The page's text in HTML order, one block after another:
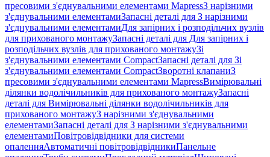
пресовими з'єднувальними елементами MapressЗ нарізними
з'єднувальними елементамиЗапасні деталі для З нарізними
з'єднувальними елементамиДля запірних і розподільчих вузлів
для прихованого монтажуЗапасні деталі для Для запірних і
розподільчих вузлів для прихованого монтажуЗі
з'єднувальними елементами CompactЗапасні деталі для Зі
з'єднувальними елементами CompactЗворотні клапаниЗ
пресовими з'єднувальними елементами MapressВимірювальні
ділянки водолічильників для прихованого монтажуЗапасні
деталі для Вимірювальні ділянки водолічильників для
прихованого монтажуЗ нарізними з'єднувальними
елементамиЗапасні деталі для З нарізними з'єднувальними
елементамиПовітровідвідники для системи
опаленняАвтоматичні повітровідвідникиПанельне